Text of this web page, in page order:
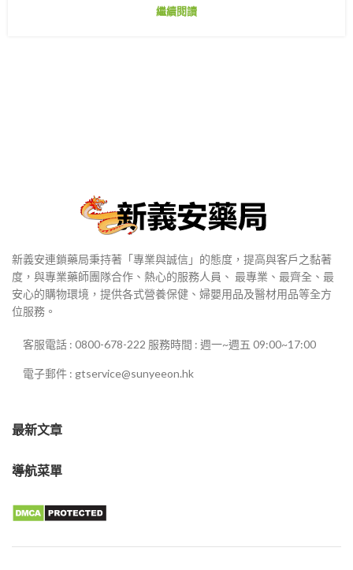
繼續閱讀
新義安連鎖藥局秉持著「專業與誠信」的態度，提高與客戶之黏著
度，與專業藥師團隊合作、熱心的服務人員、 最專業、最齊全、最
安心的購物環境，提供各式營養保健、婦嬰用品及醫材用品等全方
位服務。
客服電話 : 0800-678-222 服務時間 : 週一~週五 09:00~17:00
電子郵件 : gtservice@sunyeeon.hk
最新文章
導航菜單